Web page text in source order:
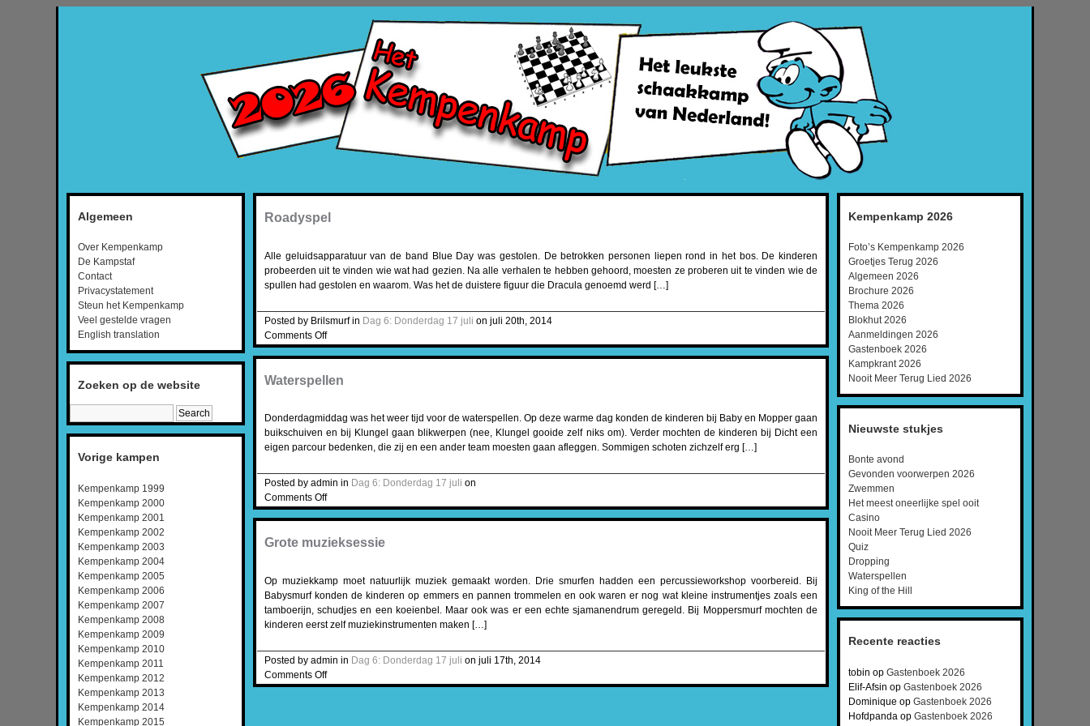
Algemeen
Over Kempenkamp
De Kampstaf
Contact
Privacystatement
Steun het Kempenkamp
Veel gestelde vragen
English translation
Zoeken op de website
Vorige kampen
Kempenkamp 1999
Kempenkamp 2000
Kempenkamp 2001
Kempenkamp 2002
Kempenkamp 2003
Kempenkamp 2004
Kempenkamp 2005
Kempenkamp 2006
Kempenkamp 2007
Kempenkamp 2008
Kempenkamp 2009
Kempenkamp 2010
Kempenkamp 2011
Kempenkamp 2012
Kempenkamp 2013
Kempenkamp 2014
Kempenkamp 2015
Roadyspel
Alle geluidsapparatuur van de band Blue Day was gestolen. De betrokken personen liepen rond in het bos. De kinderen
probeerden uit te vinden wie wat had gezien. Na alle verhalen te hebben gehoord, moesten ze proberen uit te vinden wie de
spullen had gestolen en waarom. Was het de duistere figuur die Dracula genoemd werd […]
Posted by Brilsmurf in Dag 6: Donderdag 17 juli on juli 20th, 2014
Comments Off
Waterspellen
Donderdagmiddag was het weer tijd voor de waterspellen. Op deze warme dag konden de kinderen bij Baby en Mopper gaan
buikschuiven en bij Klungel gaan blikwerpen (nee, Klungel gooide zelf niks om). Verder mochten de kinderen bij Dicht een
eigen parcour bedenken, die zij en een ander team moesten gaan afleggen. Sommigen schoten zichzelf erg […]
Posted by admin in Dag 6: Donderdag 17 juli on
Comments Off
Grote muzieksessie
Op muziekkamp moet natuurlijk muziek gemaakt worden. Drie smurfen hadden een percussieworkshop voorbereid. Bij
Babysmurf konden de kinderen op emmers en pannen trommelen en ook waren er nog wat kleine instrumentjes zoals een
tamboerijn, schudjes en een koeienbel. Maar ook was er een echte sjamanendrum geregeld. Bij Moppersmurf mochten de
kinderen eerst zelf muziekinstrumenten maken […]
Posted by admin in Dag 6: Donderdag 17 juli on juli 17th, 2014
Comments Off
Kempenkamp 2026
Foto’s Kempenkamp 2026
Groetjes Terug 2026
Algemeen 2026
Brochure 2026
Thema 2026
Blokhut 2026
Aanmeldingen 2026
Gastenboek 2026
Kampkrant 2026
Nooit Meer Terug Lied 2026
Nieuwste stukjes
Bonte avond
Gevonden voorwerpen 2026
Zwemmen
Het meest oneerlijke spel ooit
Casino
Nooit Meer Terug Lied 2026
Quiz
Dropping
Waterspellen
King of the Hill
Recente reacties
tobin op Gastenboek 2026
Elif-Afsin op Gastenboek 2026
Dominique op Gastenboek 2026
Hofdpanda op Gastenboek 2026